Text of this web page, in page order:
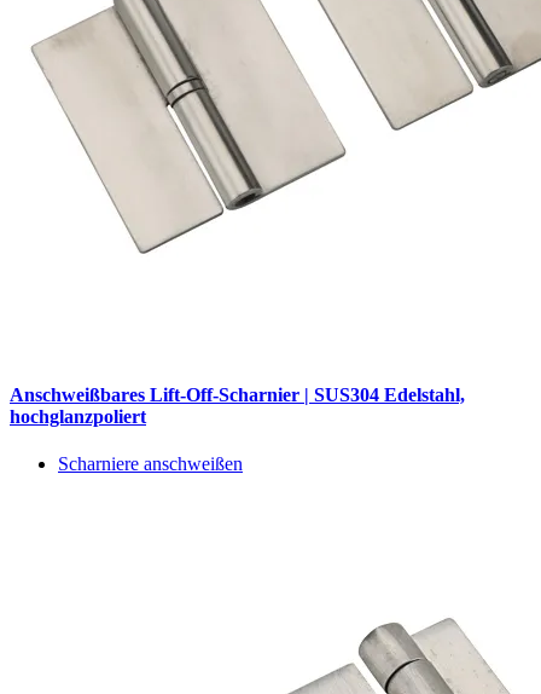
Anschweißbares Lift-Off-Scharnier | SUS304 Edelstahl,
hochglanzpoliert
Scharniere anschweißen